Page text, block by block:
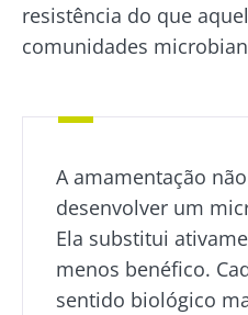
resistência do que
comunidades
A amamentação
desenvolver um
Ela substitui
menos benéfico.
sentido biológico